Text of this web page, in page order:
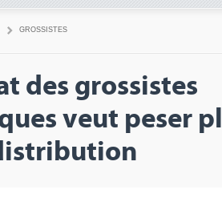
GROSSISTES
des grossistes
veut peser